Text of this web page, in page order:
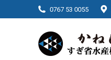
0767 53 0055